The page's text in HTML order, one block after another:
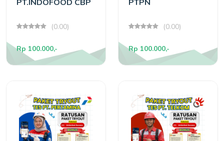
PT.INDOFOOD CBP
(0.00)
Rp 100.000,-
PTPN
(0.00)
Rp 100.000,-